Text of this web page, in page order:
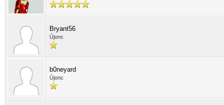
Bryant56
Újonc
b0neyard
Újonc